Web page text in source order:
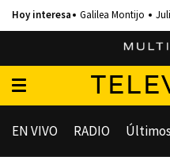
Galilea Montijo
EN VIVO RADIO